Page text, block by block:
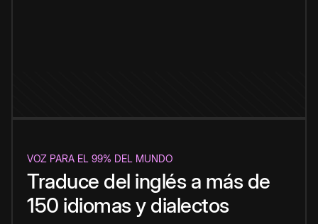
VOZ PARA EL 99% DEL MUNDO
Traduce del inglés a más de
150 idiomas y dialectos